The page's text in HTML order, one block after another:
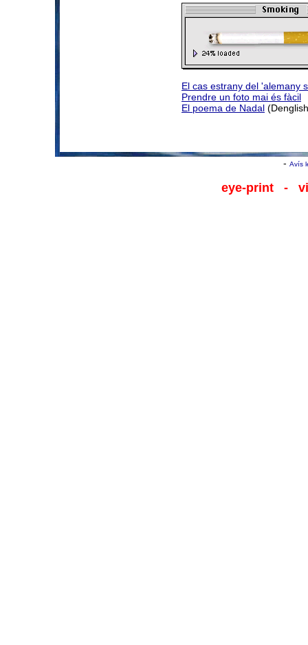
El cas estrany del 'alemany
Prendre un foto mai és fàcil
El poema de Nadal
- Avís
eye-print -